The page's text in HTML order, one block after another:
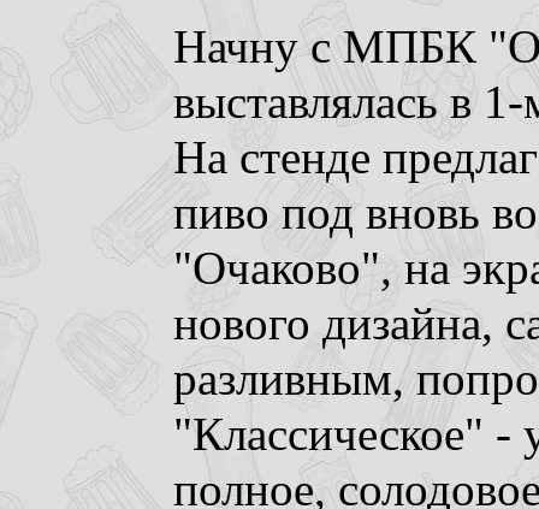
Начну с МПБК
выставлялась в
На стенде
пиво под вновь
"Очаково", на
нового дизайна,
разливным,
"Классическое" -
полное,